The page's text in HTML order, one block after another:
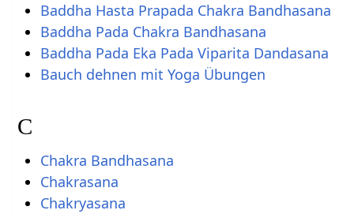
Baddha Hasta Prapada Chakra Bandhasana
Baddha Pada Chakra Bandhasana
Baddha Pada Eka Pada Viparita Dandasana
Bauch dehnen mit Yoga Übungen
C
Chakra Bandhasana
Chakrasana
Chakryasana